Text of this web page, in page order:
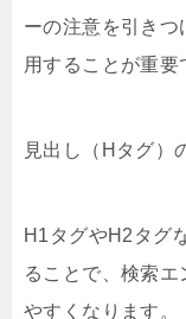
ーの注意を引きつ
用することが重要
見出し（Hタグ）
H1タグやH2タグ
ることで、検索
やすくなります。